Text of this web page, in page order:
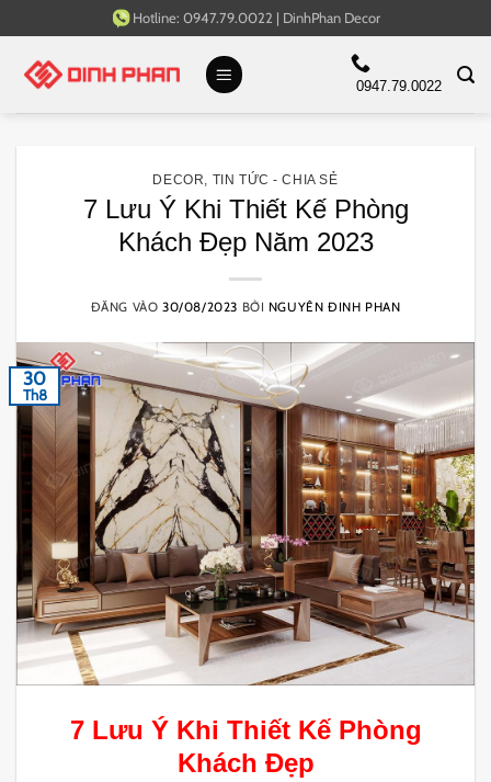
qua
Hotline: 0947.79.0022 | DinhPhan Decor
0947.79.0022
DECOR TIN TỨC - CHIA SẺ
7 Lưu Ý Khi Thiết Kế Phòng
Khách Đẹp Năm 2023
ĐĂNG VÀO30/08/2023 BỞI NGUYÊN ĐINH PHAN
30
Th8
7 Lưu Ý Khi Thiết Kế Phòng
Khách Đẹp